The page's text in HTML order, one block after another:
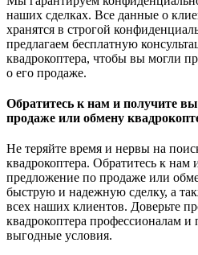
наших сделках. Все данные о
хранятся в строгой
предлагаем бесплатную
квадрокоптера, чтобы вы могли
о его продаже.
Обратитесь к нам и получите
продаже или обмену
Не теряйте время и нервы на
квадрокоптера. Обратитесь к нам
предложение по продаже или
быструю и надежную сделку, а
всех наших клиентов. Доверьте
квадрокоптера профессионалам
выгодные условия.